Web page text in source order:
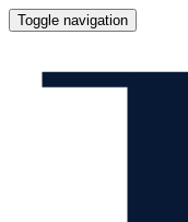
Toggle navigation